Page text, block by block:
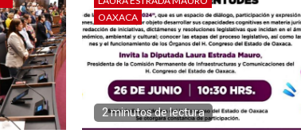
OAXACA
2 minutos de lectura